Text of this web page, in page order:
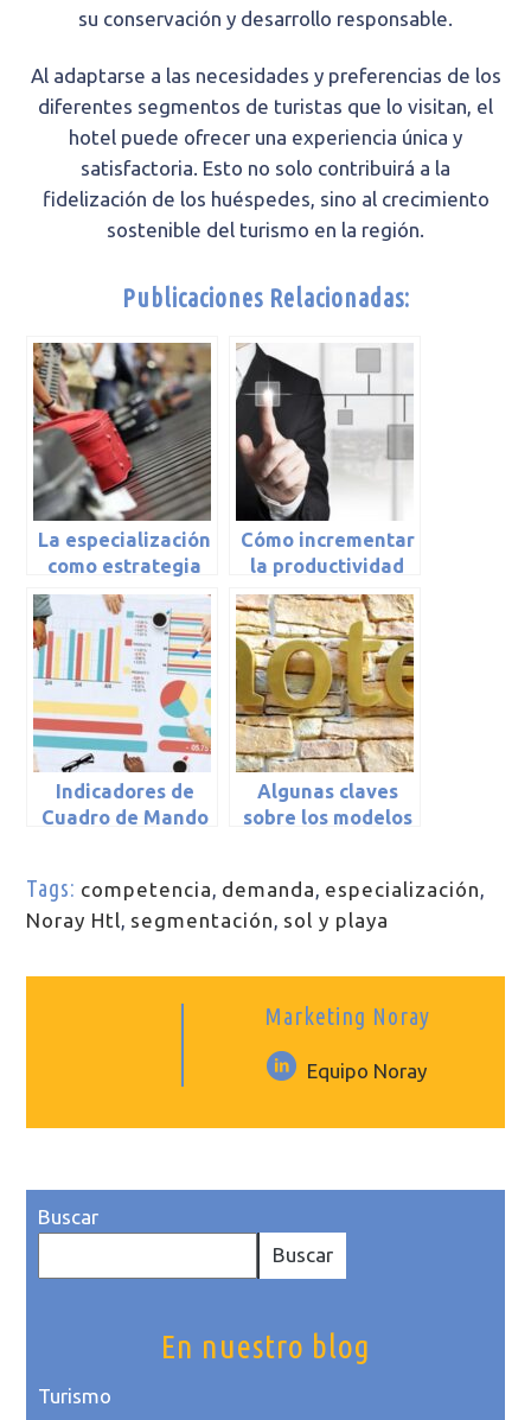
su conservación y desarrollo responsable.
Al adaptarse a las necesidades y preferencias de los
diferentes segmentos de turistas que lo visitan, el
hotel puede ofrecer una experiencia única y
satisfactoria. Esto no solo contribuirá a la
fidelización de los huéspedes, sino al crecimiento
sostenible del turismo en la región.
Publicaciones Relacionadas:
La especialización
como estrategia
turística
Cómo incrementar
la productividad
en el
establecimiento
hotelero
Indicadores de
Cuadro de Mando
Algunas claves
sobre los modelos
extrahotelera (y
II)
Tags: competencia, demanda, especialización,
Noray Htl, segmentación, sol y playa
Marketing Noray
Equipo Noray
Buscar
Buscar
En nuestro blog
Turismo